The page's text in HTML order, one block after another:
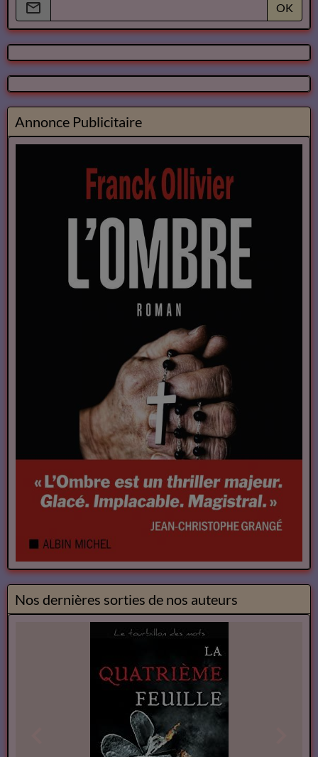
OK
Annonce Publicitaire
Nos dernières sorties de nos auteurs